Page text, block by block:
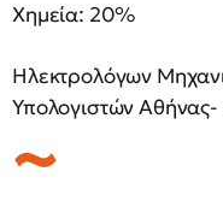
Χημεία: 20%
Ηλεκτρολόγων
Υπολογιστών